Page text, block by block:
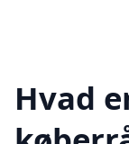
Hvad